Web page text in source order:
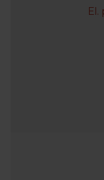
El.